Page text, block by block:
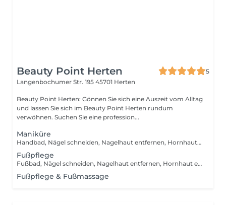
Beauty Point Herten
5
Langenbochumer Str. 195 45701 Herten
Beauty Point Herten: Gönnen Sie sich eine Auszeit vom Alltag
und lassen Sie sich im Beauty Point Herten rundum
verwöhnen. Suchen Sie eine profession...
Maniküre
Handbad, Nägel schneiden, Nagelhaut entfernen, Hornhaut entfernen, Nagelöl auftragen, Handcreme einmassieren
Fußpflege
Fußbad, Nägel schneiden, Nagelhaut entfernen, Hornhaut entfernen, Nagelöl auftragen, Fußschaum einmassieren
Fußpflege & Fußmassage